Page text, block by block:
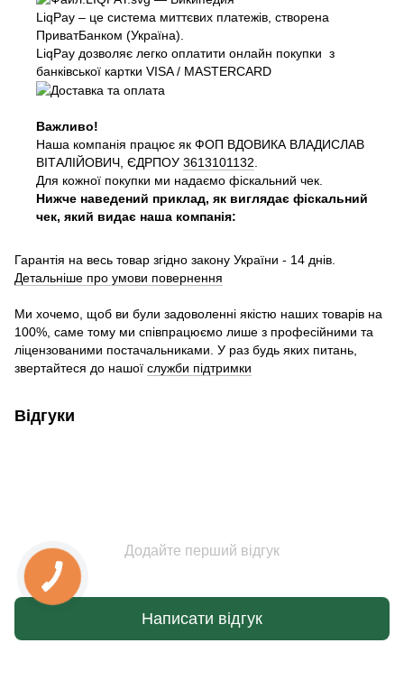
LiqPay – це система миттєвих платежів, створена
ПриватБанком (Україна).
LiqPay дозволяє легко оплатити онлайн покупки з
банківської картки VISA / MASTERCARD
Важливо!
Наша компанія працює як ФОП ВДОВИКА ВЛАДИСЛАВ
ВІТАЛІЙОВИЧ, ЄДРПОУ 3613101132
Для кожної покупки ми надаємо фіскальний чек.
Нижче наведений приклад, як виглядає фіскальний
чек, який видає наша компанія:
Гарантія на весь товар згідно закону України - 14 днів.
Детальніше про умови повернення
Ми хочемо, щоб ви були задоволенні якістю наших товарів на
100%, саме тому ми співпрацюємо лише з професійними та
ліцензованими постачальниками. У раз будь яких питань,
звертайтеся до нашої служби підтримки
Відгуки
Додайте перший відгук
Написати відгук